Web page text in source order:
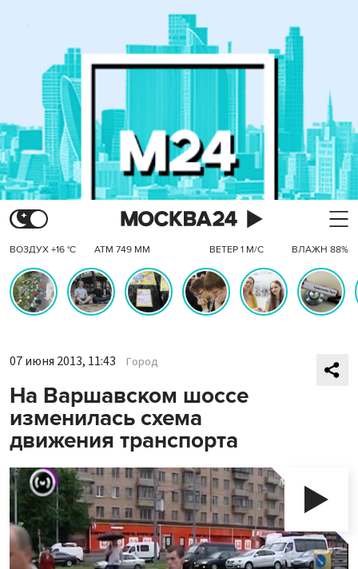
ВОЗДУХ +16 °C АТМ 749 ММ ВЕТЕР 1 М/С ВЛАЖН 88%
07 июня 2013, 11:43 Город
На Варшавском шоссе
изменилась схема
движения транспорта